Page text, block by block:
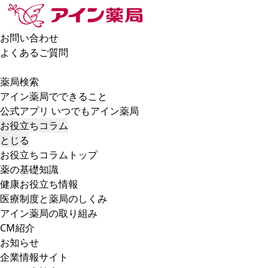
お問い合わせ
よくあるご質問
薬局検索
アイン薬局でできること
公式アプリ いつでもアイン薬局
お役立ちコラム
とじる
お役立ちコラムトップ
薬の基礎知識
健康お役立ち情報
医療制度と薬局のしくみ
アイン薬局の取り組み
CM紹介
お知らせ
企業情報サイト